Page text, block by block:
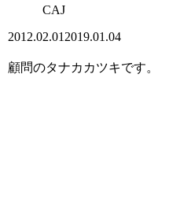
CAJ
2012.02.01 2019.01.04
顧問のタナカカツキです。